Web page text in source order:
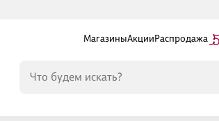
МагазиныАкцииРаспродажа